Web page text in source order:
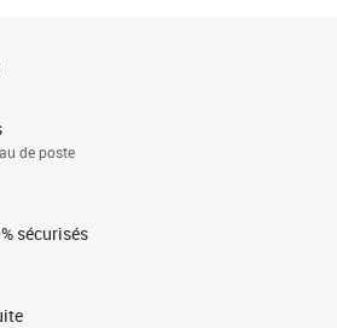
de poste
sécurisés